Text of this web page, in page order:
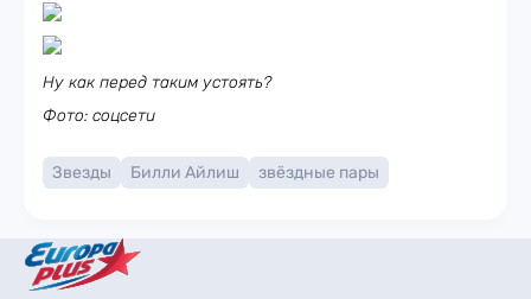
Ну как перед таким устоять?
Фото: соцсети
Звезды Билли Айлиш звёздные пары